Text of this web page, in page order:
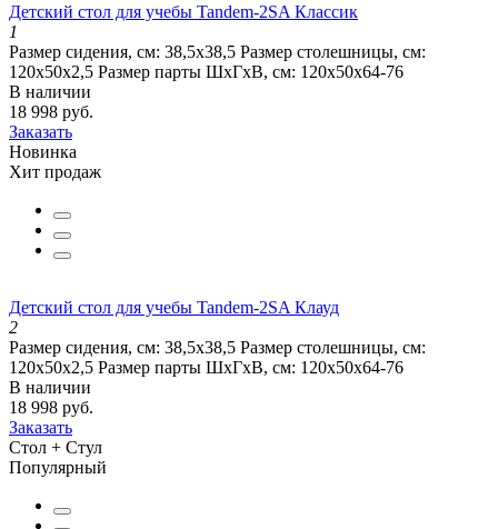
Детский стол для учебы Tandem-2SA Классик
1
Размер сидения, см: 38,5x38,5 Размер столешницы, см:
120х50х2,5 Размер парты ШхГхВ, см: 120х50х64-76
В наличии
18 998 руб.
Заказать
Новинка
Хит продаж
Детский стол для учебы Tandem-2SA Клауд
2
Размер сидения, см: 38,5x38,5 Размер столешницы, см:
120х50х2,5 Размер парты ШхГхВ, см: 120х50х64-76
В наличии
18 998 руб.
Заказать
Стол + Стул
Популярный